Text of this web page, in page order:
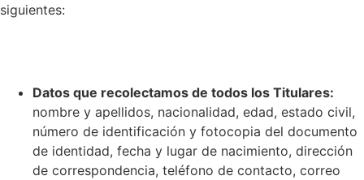
siguientes:
Datos que recolectamos de todos los Titulares:
nombre y apellidos, nacionalidad, edad, estado civil,
número de identificación y fotocopia del documento
de identidad, fecha y lugar de nacimiento, dirección
de correspondencia, teléfono de contacto, correo